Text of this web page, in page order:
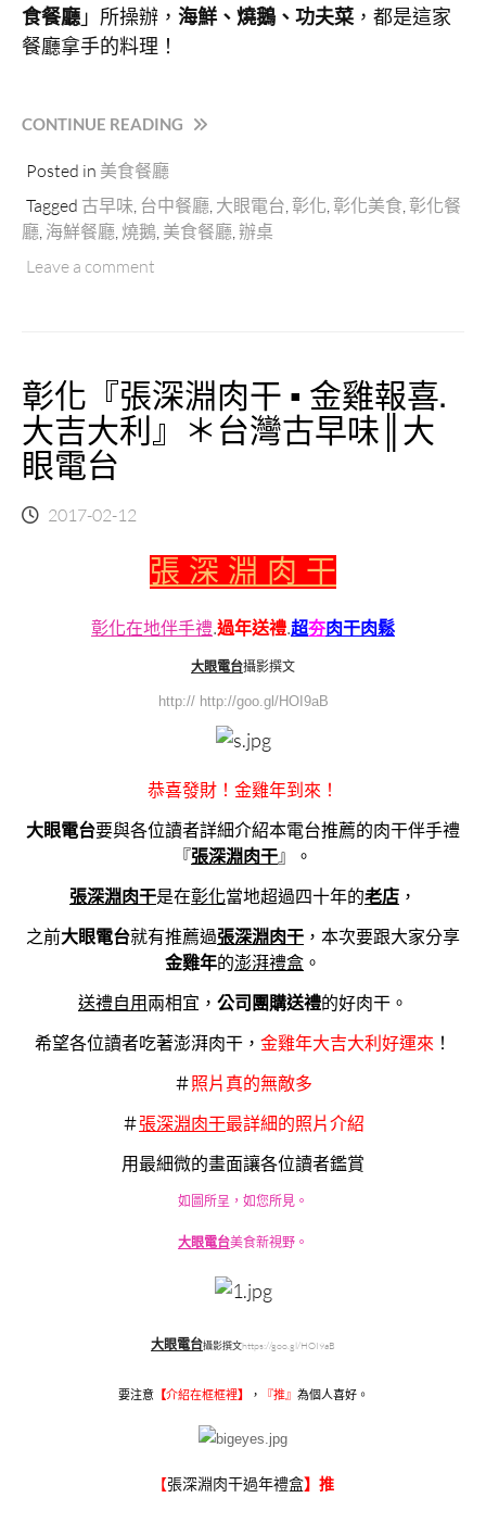
食餐廳 」所操辦， 海鮮、燒鵝、功夫菜 ，都是這家
餐廳拿手的料理！
CONTINUE READING
“鵝
活
海
鮮
彰
化
當
的
美
餐
燒
鵝
跳
樣
樣
讓
人
驚
艷！
味
海
味
都
精
彩！”
Posted in 美食餐廳
Tagged 古早味 台中餐廳 大眼電台 彰化 彰化美食 彰化餐
廳 海鮮餐廳 燒鵝 美食餐廳 辦桌
Leave a comment
彰化『張深淵肉干 ▪ 金雞報喜.
大吉大利』＊台灣古早味║大
眼電台
2017-02-12
張 深 淵 肉 干
彰化在地伴手禮.過年送禮.超夯肉干肉鬆
大眼電台攝影撰文
http:// http://goo.gl/HOI9aB
恭喜發財！金雞年到來！
大眼電台要與各位讀者詳細介紹本電台推薦的肉干伴手禮
『張深淵肉干』。
張深淵肉干是在彰化當地超過四十年的老店 ，
之前大眼電台就有推薦過張深淵肉干 ，本次要跟大家分享
金雞年的澎湃禮盒 。
送禮自用兩相宜， 公司團購送禮的好肉干。
希望各位讀者吃著澎湃肉干， 金雞年大吉大利好運來 ！
＃照片真的無敵多
＃張深淵肉干最詳細的照片介紹
用最細微的畫面讓各位讀者鑑賞
如圖所呈，如您所見。
大眼電台美食新視野。
大眼電台攝影撰文https://goo.gl/HOI9aB
要注意【介紹在框框裡】 ， 『推』 為個人喜好。
【張深淵肉干過年禮盒】推